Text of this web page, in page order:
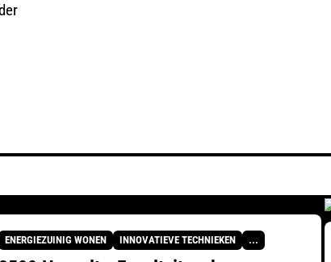
ENERGIEZUINIG WONEN INNOVATIEVE TECHNIEKEN ...